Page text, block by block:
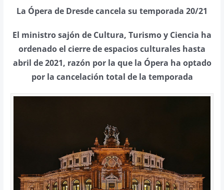
La Ópera de Dresde cancela su temporada 20/21
El ministro sajón de Cultura, Turismo y Ciencia ha
ordenado el cierre de espacios culturales hasta
abril de 2021, razón por la que la Ópera ha optado
por la cancelación total de la temporada